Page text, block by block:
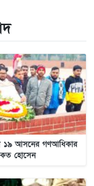
১৯ আসনের গণআধিকার
হোসেন